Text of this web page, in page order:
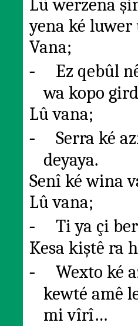
Lû werzena
yena ké
Vana;
-
Ez qebûl
wa kopo
Lû vana;
-
Serra ké
deyaya.
Senî ké wina
Lû vana;
-
Ti ya çi
Kesa kiştê ra
-
Wexto ké
kewté amê
mi vîrî…